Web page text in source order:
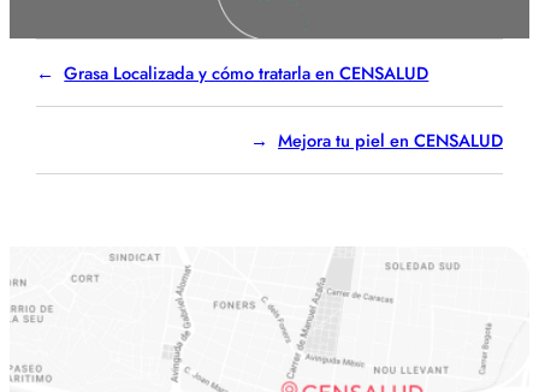
Grasa Localizada y cómo tratarla en CENSALUD
Mejora tu piel en CENSALUD